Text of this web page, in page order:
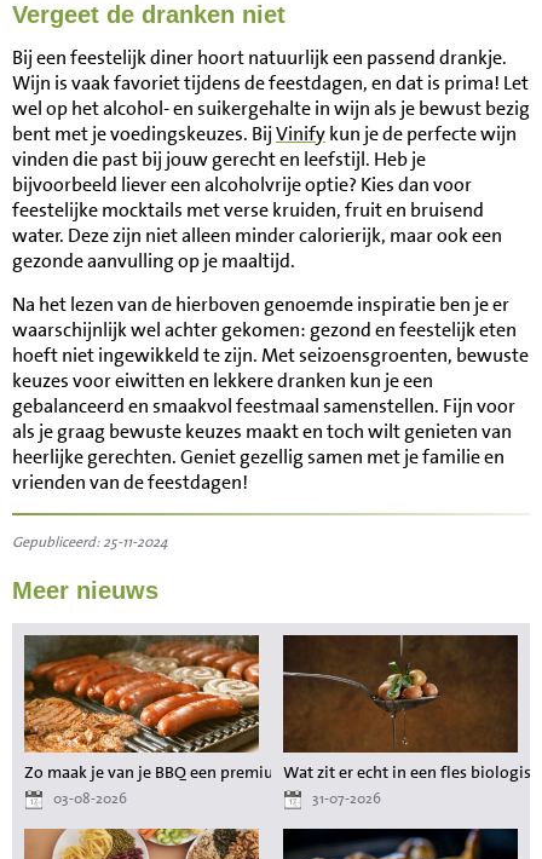
Vergeet de dranken niet
Bij een feestelijk diner hoort natuurlijk een passend drankje.
Wijn is vaak favoriet tijdens de feestdagen, en dat is prima! Let
wel op het alcohol- en suikergehalte in wijn als je bewust bezig
bent met je voedingskeuzes. BijVinifykun je de perfecte wijn
vinden die past bij jouw gerecht en leefstijl. Heb je
bijvoorbeeld liever een alcoholvrije optie? Kies dan voor
feestelijke mocktails met verse kruiden, fruit en bruisend
water. Deze zijn niet alleen minder calorierijk, maar ook een
gezonde aanvulling op je maaltijd.
Na het lezen van de hierboven genoemde inspiratie ben je er
waarschijnlijk wel achter gekomen: gezond en feestelijk eten
hoeft niet ingewikkeld te zijn. Met seizoensgroenten, bewuste
keuzes voor eiwitten en lekkere dranken kun je een
gebalanceerd en smaakvol feestmaal samenstellen. Fijn voor
als je graag bewuste keuzes maakt en toch wilt genieten van
heerlijke gerechten. Geniet gezellig samen met je familie en
vrienden van de feestdagen!
Gepubliceerd: 25-11-2024
Meer nieuws
Zo maak je van je BBQ een premium maaltijd zonder gedoe
03-08-2026
Wat zit er echt in een fles
31-07-2026